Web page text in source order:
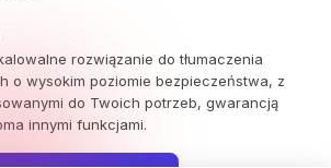
rozwiązanie do tłumaczenia
o wysokim poziomie bezpieczeństwa, z
do Twoich potrzeb, gwarancją
innymi funkcjami.